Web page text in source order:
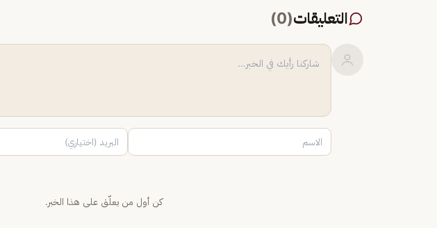
التعليقات(
0
)
كن أول من يعلّق على هذا الخبر.